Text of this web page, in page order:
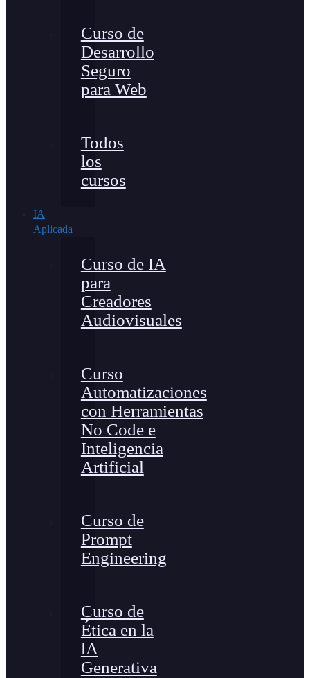
Curso de
Desarrollo
Seguro
para Web
Todos
los
cursos
IA
Aplicada
Curso de IA
para
Creadores
Audiovisuales
Curso
Automatizaciones
con Herramientas
No Code e
Inteligencia
Artificial
Curso de
Prompt
Engineering
Curso de
Ética en la
lA
Generativa